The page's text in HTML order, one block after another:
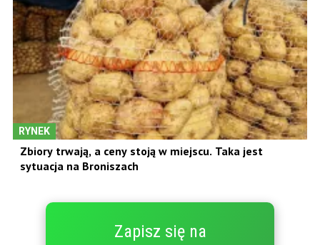
RYNEK
Zbiory trwają, a ceny stoją w miejscu. Taka jest
sytuacja na Broniszach
Zapisz się na